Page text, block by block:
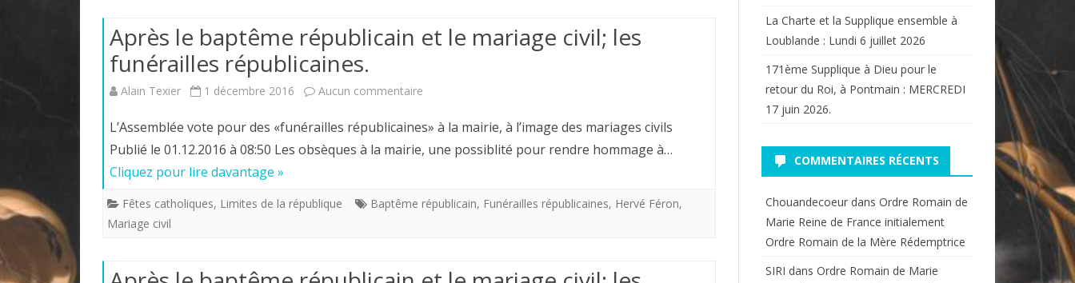
Fontevrault-
rester
Après le baptême républicain et le mariage civil; les
funérailles républicaines.
Alain Texier 1 décembre 2016 Aucun commentaire
le
républicain
L’Assemblée vote pour des «funérailles républicaines» à la mairie, à l’image des mariages civils
Publié le 01.12.2016 à 08:50 Les obsèques à la mairie, une possiblité pour rendre hommage à…
Cliquez pour lire davantage »
Fêtes catholiques, Limites de la république Baptême républicain, Funérailles républicaines, Hervé Féron,
Mariage civil
La Charte et la Supplique ensemble à
Loublande : Lundi 6 juillet 2026
171ème Supplique à Dieu pour le
retour du Roi, à Pontmain : MERCREDI
17 juin 2026.
COMMENTAIRES RÉCENTS
Chouandecoeurdans Ordre Romain de
Marie Reine de France initialement
Ordre Romain de la Mère Rédemptrice
SIRI dans Ordre Romain de Marie